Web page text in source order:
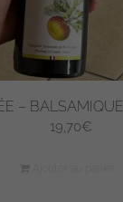
–
19,70€